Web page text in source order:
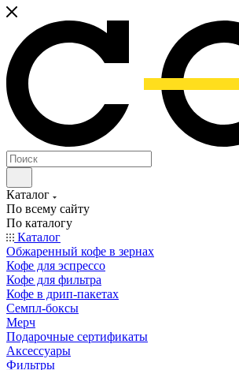
Каталог
По всему сайту
По каталогу
Каталог
Обжаренный кофе в зернах
Кофе для эспрессо
Кофе для фильтра
Кофе в дрип-пакетах
Семпл-боксы
Мерч
Подарочные сертификаты
Аксессуары
Фильтры